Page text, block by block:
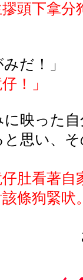
頭下拿分
だ！」
！」
に映った
と思い、
肚看著自
條狗緊吠